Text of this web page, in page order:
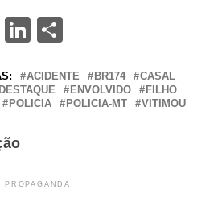
LinkedIn
Share
ACIDENTE BR174
CASAL
DESTAQUE ENVOLVIDO
FILHO
POLICIA POLICIA-MT VITIMOU
PROPAGANDA